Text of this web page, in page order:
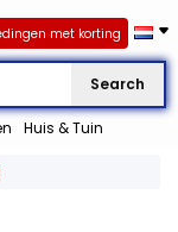
Search
Huis & Tuin
met korting